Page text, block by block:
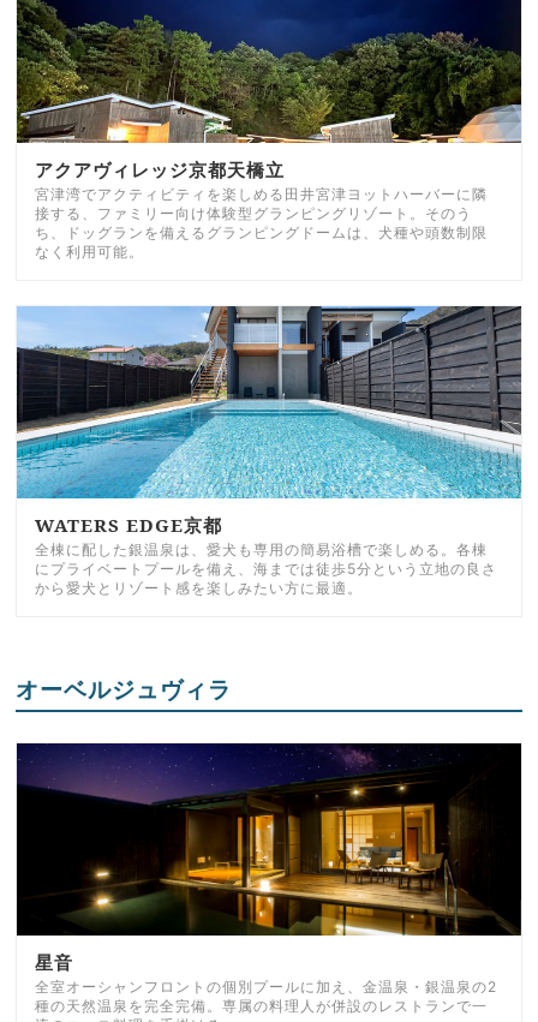
アクアヴィレッジ京都天橋立
宮津湾でアクティビティを楽しめる田井宮津ヨットハーバーに隣
接する、ファミリー向け体験型グランピングリゾート。そのう
ち、ドッグランを備えるグランピングドームは、犬種や頭数制限
なく利用可能。
WATERS EDGE京都
全棟に配した銀温泉は、愛犬も専用の簡易浴槽で楽しめる。各棟
にプライベートプールを備え、海までは徒歩5分という立地の良さ
から愛犬とリゾート感を楽しみたい方に最適。
オーベルジュヴィラ
星音
全室オーシャンフロントの個別プールに加え、金温泉・銀温泉の2
種の天然温泉を完全完備。専属の料理人が併設のレストランで一